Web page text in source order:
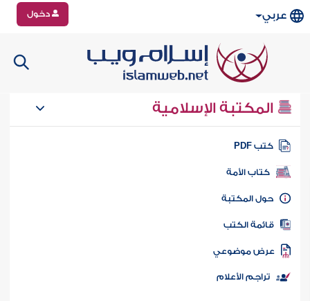
عربي دخول
المكتبة الإسلامية
كتب PDF
كتاب الأمة
المكتبة
الكتب
موضوعي